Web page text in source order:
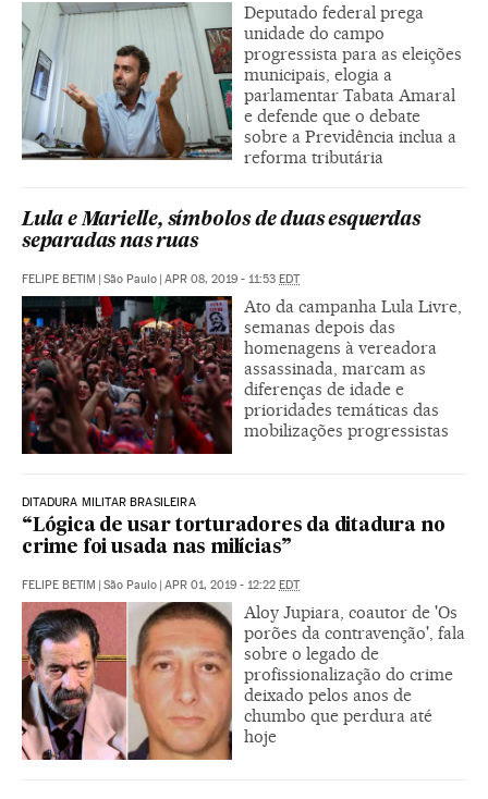
Deputado federal prega
unidade do campo
progressista para as eleições
municipais, elogia a
parlamentar Tabata Amaral
e defende que o debate
sobre a Previdência inclua a
reforma tributária
Lula e Marielle, símbolos de duas esquerdas
separadas nas ruas
FELIPE BETIM | São Paulo | APR 08, 2019 - 11:53 EDT
Ato da campanha Lula Livre,
semanas depois das
homenagens à vereadora
assassinada, marcam as
diferenças de idade e
prioridades temáticas das
mobilizações progressistas
DITADURA MILITAR BRASILEIRA
“Lógica de usar torturadores da ditadura no
crime foi usada nas milícias”
FELIPE BETIM | São Paulo | APR 01, 2019 - 12:22 EDT
Aloy Jupiara, coautor de 'Os
porões da contravenção', fala
sobre o legado de
profissionalização do crime
deixado pelos anos de
chumbo que perdura até
hoje